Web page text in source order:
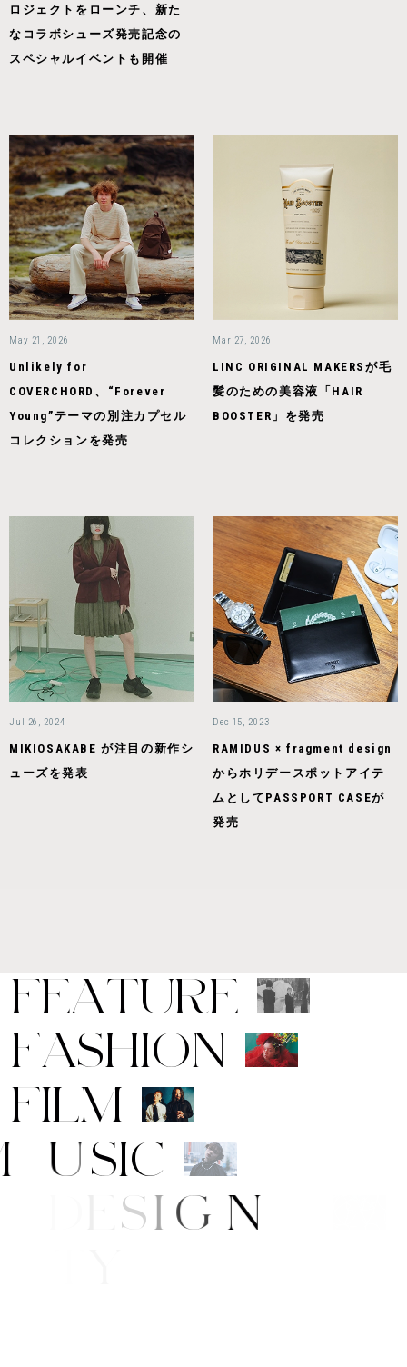
ロジェクトをローンチ、新た
なコラボシューズ発売記念の
スペシャルイベントも開催
May 21, 2026
Unlikely for
COVERCHORD、“Forever
Young”テーマの別注カプセル
コレクションを発売
Mar 27, 2026
LINC ORIGINAL MAKERSが毛
髪のための美容液「HAIR
BOOSTER」を発売
Jul 26, 2024
MIKIOSAKABE が注目の新作シ
ューズを発表
Dec 15, 2023
RAMIDUS × fragment design
からホリデースポットアイテ
ムとしてPASSPORT CASEが
発売
FEATURE
FASHION
FILM
MUSIC
/D ESIG